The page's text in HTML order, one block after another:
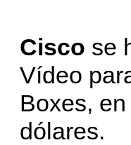
Cisco se
Vídeo
Boxes,
dólares.